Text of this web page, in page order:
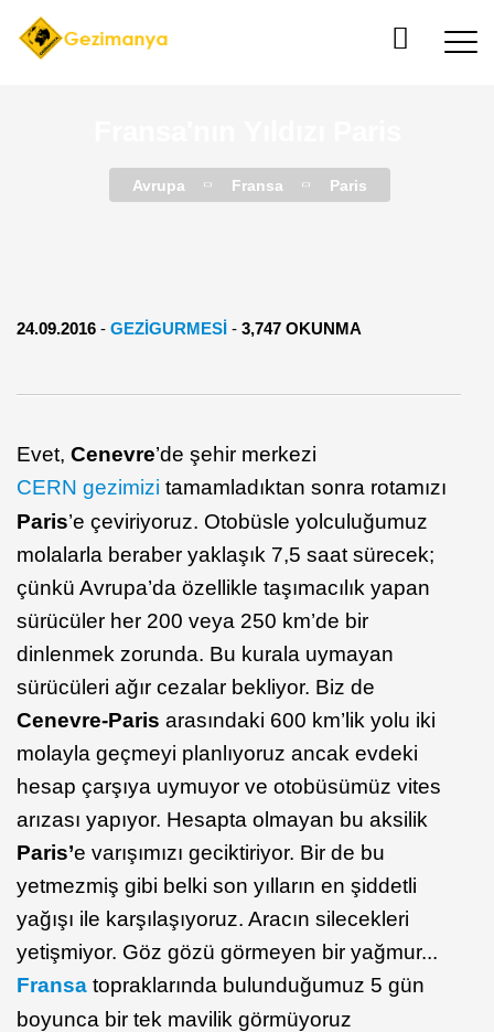
Avrupa Fransa Paris
24.09.2016 - GEZIGURMESI - 3,747 OKUNMA
Evet, Cenevre’de şehir merkezi
CERN gezimizi tamamladıktan sonra rotamızı
Paris’e çeviriyoruz. Otobüsle yolculuğumuz
molalarla beraber yaklaşık 7,5 saat sürecek;
çünkü Avrupa’da özellikle taşımacılık yapan
sürücüler her 200 veya 250 km’de bir
dinlenmek zorunda. Bu kurala uymayan
sürücüleri ağır cezalar bekliyor. Biz de
Cenevre-Paris arasındaki 600 km’lik yolu iki
molayla geçmeyi planlıyoruz ancak evdeki
hesap çarşıya uymuyor ve otobüsümüz vites
arızası yapıyor. Hesapta olmayan bu aksilik
Paris’e varışımızı geciktiriyor. Bir de bu
yetmezmiş gibi belki son yılların en şiddetli
yağışı ile karşılaşıyoruz. Aracın silecekleri
yetişmiyor. Göz gözü görmeyen bir yağmur...
Fransa topraklarında bulunduğumuz 5 gün
boyunca bir tek mavilik görmüyoruz